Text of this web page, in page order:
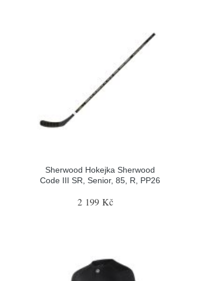
Sherwood Hokejka Sherwood
Code III SR, Senior, 85, R, PP26
2 199 Kč